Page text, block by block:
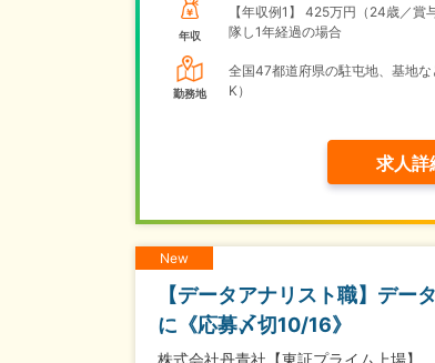
年収
【年収例1】
425万円（24歳／賞
隊し1年経過の場合
勤務地
全国47都道府県の駐屯地、基地
K）
求人詳
New
【データアナリスト職】デー
に《応募〆切10/16》
株式会社丹青社【東証プライム上場】